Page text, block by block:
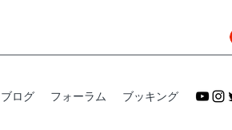
ブログ フォーラム ブッキング